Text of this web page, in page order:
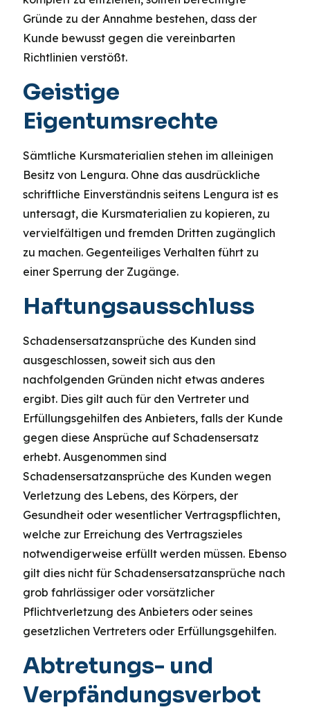
Gründe zu der Annahme bestehen, dass der
Kunde bewusst gegen die vereinbarten
Richtlinien verstößt.
Geistige
Eigentumsrechte
Sämtliche Kursmaterialien stehen im alleinigen
Besitz von Lengura. Ohne das ausdrückliche
schriftliche Einverständnis seitens Lengura ist es
untersagt, die Kursmaterialien zu kopieren, zu
vervielfältigen und fremden Dritten zugänglich
zu machen. Gegenteiliges Verhalten führt zu
einer Sperrung der Zugänge.
Haftungsausschluss
Schadensersatzansprüche des Kunden sind
ausgeschlossen, soweit sich aus den
nachfolgenden Gründen nicht etwas anderes
ergibt. Dies gilt auch für den Vertreter und
Erfüllungsgehilfen des Anbieters, falls der Kunde
gegen diese Ansprüche auf Schadensersatz
erhebt. Ausgenommen sind
Schadensersatzansprüche des Kunden wegen
Verletzung des Lebens, des Körpers, der
Gesundheit oder wesentlicher Vertragspflichten,
welche zur Erreichung des Vertragszieles
notwendigerweise erfüllt werden müssen. Ebenso
gilt dies nicht für Schadensersatzansprüche nach
grob fahrlässiger oder vorsätzlicher
Pflichtverletzung des Anbieters oder seines
gesetzlichen Vertreters oder Erfüllungsgehilfen.
Abtretungs- und
Verpfändungsverbot